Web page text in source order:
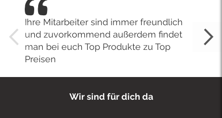
Ihre Mitarbeiter sind immer freundlich
und zuvorkommend außerdem findet
man bei euch Top Produkte zu Top
Preisen
Wir sind für dich da